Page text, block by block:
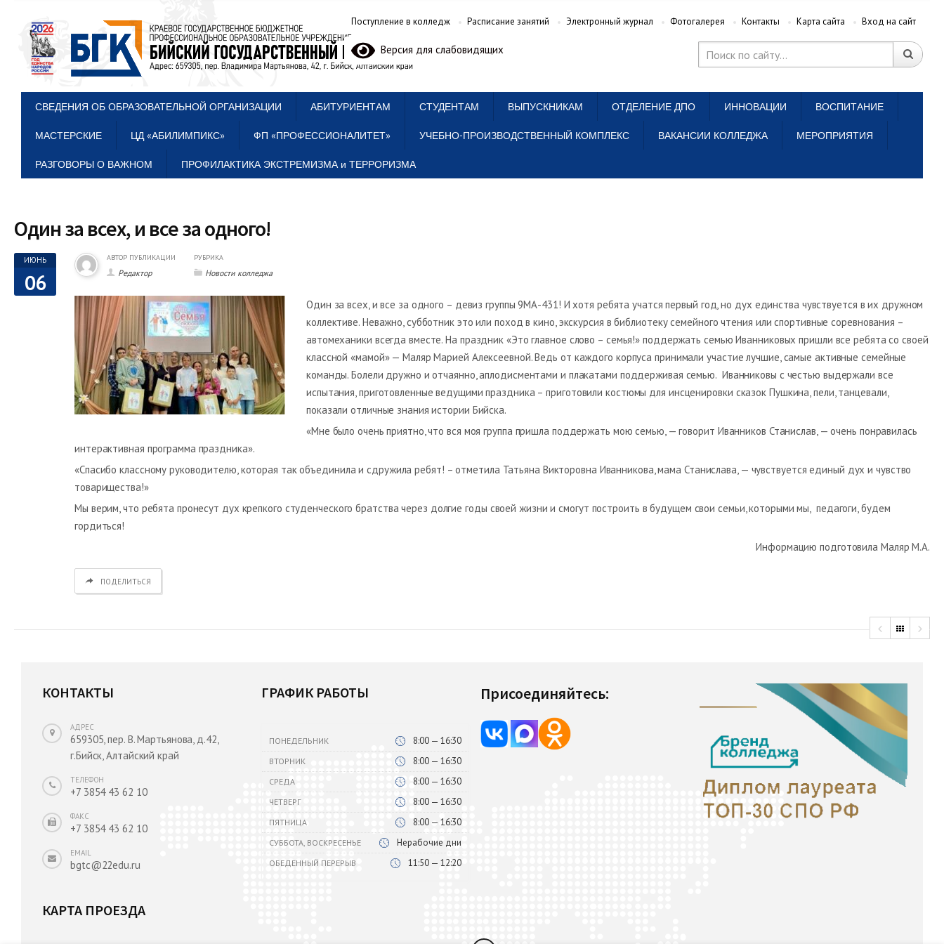
Поступление в колледж Расписание занятий Электронный журнал Фотогалерея Контакты Карта сайта Вход на сайт
Версия для слабовидящих
СВЕДЕНИЯ ОБ ОБРАЗОВАТЕЛЬНОЙ ОРГАНИЗАЦИИ АБИТУРИЕНТАМ СТУДЕНТАМ ВЫПУСКНИКАМ ОТДЕЛЕНИЕ ДПО ИННОВАЦИИ ВОСПИТАНИЕ
МАСТЕРСКИЕ ЦД «АБИЛИМПИКС» ФП «ПРОФЕССИОНАЛИТЕТ» УЧЕБНО-ПРОИЗВОДСТВЕННЫЙ КОМПЛЕКС ВАКАНСИИ КОЛЛЕДЖА МЕРОПРИЯТИЯ
РАЗГОВОРЫ О ВАЖНОМ ПРОФИЛАКТИКА ЭКСТРЕМИЗМА и ТЕРРОРИЗМА
Один за всех, и все за одного!
ИЮНЬ
06
АВТОР ПУБЛИКАЦИИ
Редактор
РУБРИКА
Новости колледжа
Один за всех, и все за одного – девиз группы 9МА-431! И хотя ребята учатся первый год, но дух единства чувствуется в их дружном
коллективе. Неважно, субботник это или поход в кино, экскурсия в библиотеку семейного чтения или спортивные соревнования –
автомеханики всегда вместе. На праздник «Это главное слово – семья!» поддержать семью Иванниковых пришли все ребята со своей
классной «мамой» — Маляр Марией Алексеевной. Ведь от каждого корпуса принимали участие лучшие, самые активные семейные
команды. Болели дружно и отчаянно, аплодисментами и плакатами поддерживая семью. Иванниковы с честью выдержали все
испытания, приготовленные ведущими праздника – приготовили костюмы для инсценировки сказок Пушкина, пели, танцевали,
показали отличные знания истории Бийска.
«Мне было очень приятно, что вся моя группа пришла поддержать мою семью, — говорит Иванников Станислав, — очень понравилась
интерактивная программа праздника».
«Спасибо классному руководителю, которая так объединила и сдружила ребят! – отметила Татьяна Викторовна Иванникова, мама Станислава, — чувствуется единый дух и чувство
товарищества!»
Мы верим, что ребята пронесут дух крепкого студенческого братства через долгие годы своей жизни и смогут построить в будущем свои семьи, которыми мы, педагоги, будем
гордиться!
Информацию подготовила Маляр М.А.
ПОДЕЛИТЬСЯ
КОНТАКТЫ
АДРЕС
659305, пер. В. Мартьянова, д.42,
г.Бийск, Алтайский край
ТЕЛЕФОН
+7 3854 43 62 10
ФАКС
+7 3854 43 62 10
EMAIL
bgtc@22edu.ru
ГРАФИК РАБОТЫ
ПОНЕДЕЛЬНИК 8:00 — 16:30
ВТОРНИК 8:00 — 16:30
СРЕДА 8:00 — 16:30
ЧЕТВЕРГ 8:00 — 16:30
ПЯТНИЦА 8:00 — 16:30
СУББОТА, ВОСКРЕСЕНЬЕ Нерабочие дни
ОБЕДЕННЫЙ ПЕРЕРЫВ 11:50 — 12:20
Присоединяйтесь:
КАРТА ПРОЕЗДА